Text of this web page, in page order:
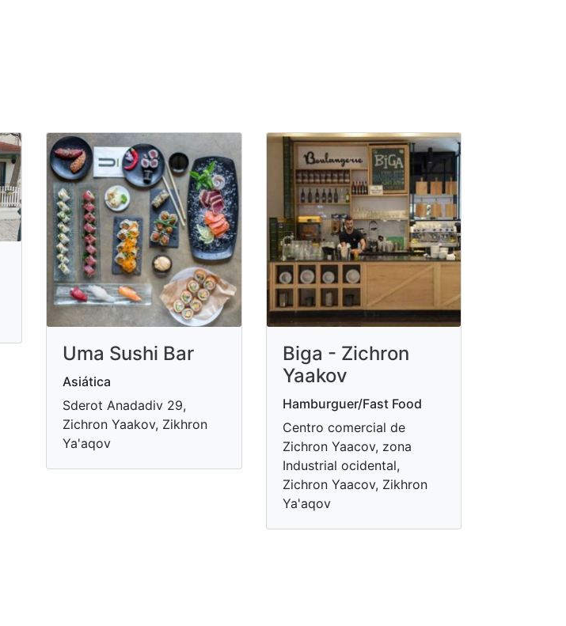
Uma Sushi Bar
Asiática
Sderot Anadadiv 29,
Zichron Yaakov, Zikhron
Ya'aqov
Biga - Zichron
Yaakov
Hamburguer/Fast Food
Centro comercial de
Zichron Yaacov, zona
Industrial ocidental,
Zichron Yaacov, Zikhron
Ya'aqov